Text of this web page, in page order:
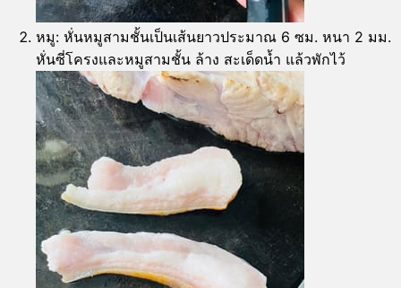
หมู: หั่นหมูสามชั้นเป็นเส้นยาวประมาณ 6 ซม. หนา 2 มม.
หั่นซี่โครงและหมูสามชั้น ล้าง สะเด็ดน้ำ แล้วพักไว้